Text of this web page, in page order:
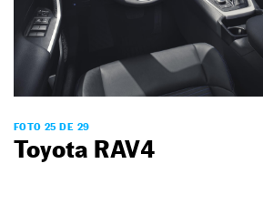
FOTO 25 DE 29
Toyota RAV4